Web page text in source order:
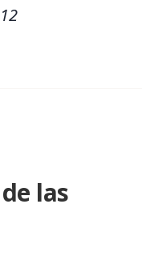
las